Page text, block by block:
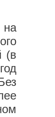
на
(в